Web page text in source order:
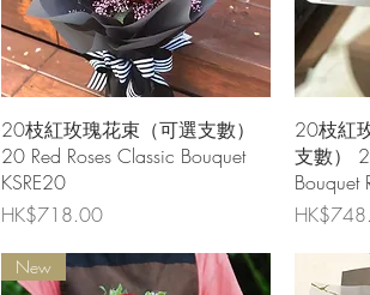
快速瀏覽
20枝紅玫瑰花束（可選支數）
20 Red Roses Classic Bouquet
KSRE20
價格
HK$718.00
20枝紅
支數）
Bouquet
價格
New